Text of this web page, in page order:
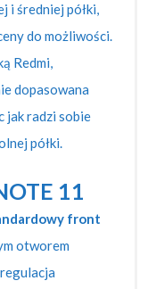
i średniej półki,
do możliwości.
Redmi,
dopasowana
jak radzi sobie
półki.
11
front
otworem